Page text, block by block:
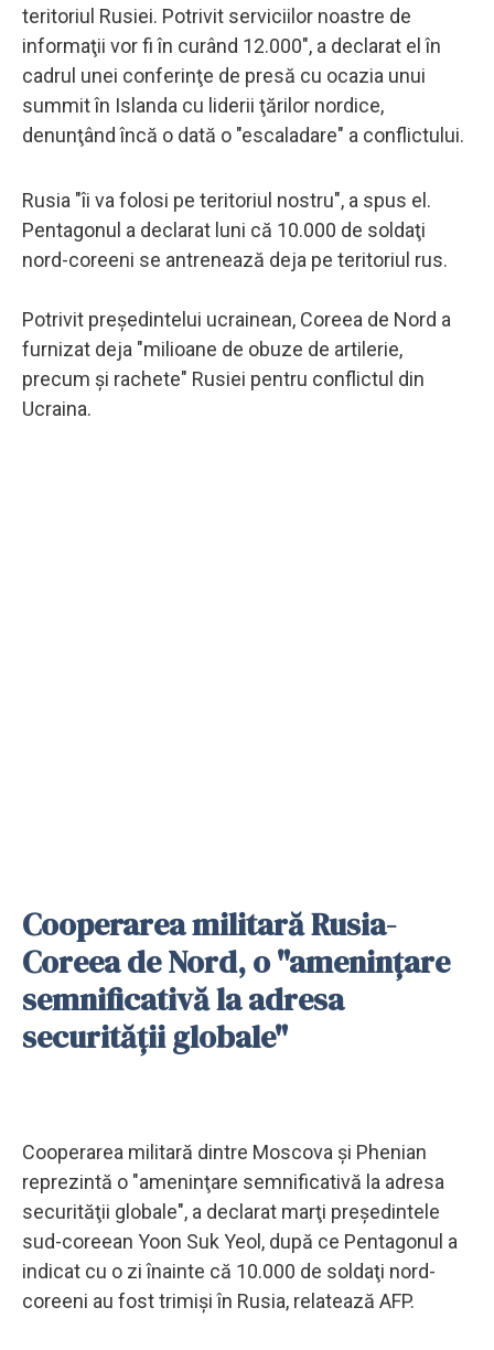
teritoriul Rusiei. Potrivit serviciilor noastre de
informaţii vor fi în curând 12.000", a declarat el în
cadrul unei conferinţe de presă cu ocazia unui
summit în Islanda cu liderii ţărilor nordice,
denunţând încă o dată o "escaladare" a conflictului.
Rusia "îi va folosi pe teritoriul nostru", a spus el.
Pentagonul a declarat luni că 10.000 de soldaţi
nord-coreeni se antrenează deja pe teritoriul rus.
Potrivit preşedintelui ucrainean, Coreea de Nord a
furnizat deja "milioane de obuze de artilerie,
precum şi rachete" Rusiei pentru conflictul din
Ucraina.
Cooperarea militară Rusia-
Coreea de Nord, o "ameninţare
semnificativă la adresa
securităţii globale"
Cooperarea militară dintre Moscova şi Phenian
reprezintă o "ameninţare semnificativă la adresa
securităţii globale", a declarat marţi preşedintele
sud-coreean Yoon Suk Yeol, după ce Pentagonul a
indicat cu o zi înainte că 10.000 de soldaţi nord-
coreeni au fost trimişi în Rusia, relatează AFP.